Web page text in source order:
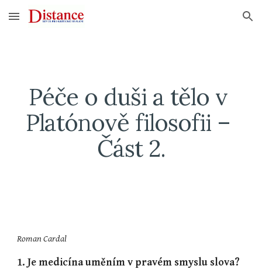
Skip to main content Skip to navigation
Péče o duši a tělo v
Platónově filosofii –
Část 2.
Roman Cardal
1. Je medicína uměním v pravém smyslu slova?